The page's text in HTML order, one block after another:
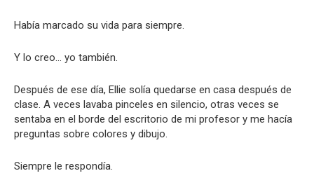
Había marcado su vida para siempre.
Y lo creo… yo también.
Después de ese día, Ellie solía quedarse en casa después de
clase. A veces lavaba pinceles en silencio, otras veces se
sentaba en el borde del escritorio de mi profesor y me hacía
preguntas sobre colores y dibujo.
Siempre le respondía.